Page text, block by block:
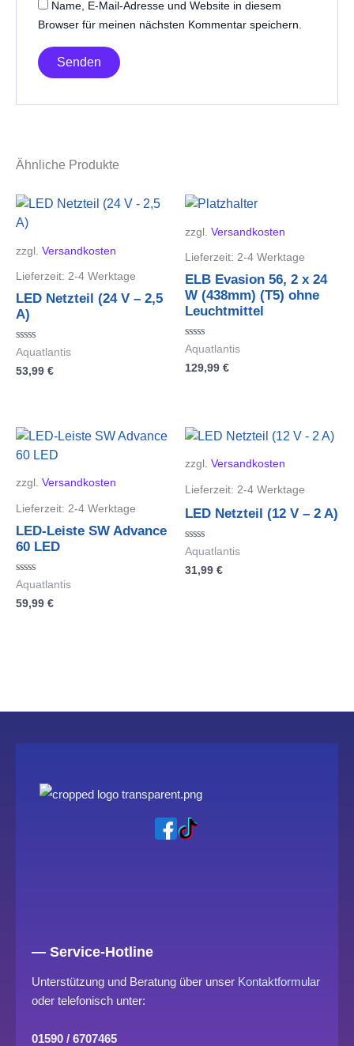
Name, E-Mail-Adresse und Website in diesem
Browser für meinen nächsten Kommentar speichern.
Ähnliche Produkte
zzgl. Versandkosten
Lieferzeit: 2-4 Werktage
LED Netzteil (24 V – 2,5
A)
Bewertet
mit
0
Aquatlantis
53,99 €
zzgl. Versandkosten
Lieferzeit: 2-4 Werktage
ELB Evasion 56, 2 x 24
W (438mm) (T5) ohne
Leuchtmittel
Bewertet
mit
0
Aquatlantis
129,99 €
zzgl. Versandkosten
Lieferzeit: 2-4 Werktage
LED-Leiste SW Advance
60 LED
Bewertet
mit
0
Aquatlantis
59,99 €
zzgl. Versandkosten
Lieferzeit: 2-4 Werktage
LED Netzteil (12 V – 2 A)
Bewertet
mit
0
Aquatlantis
31,99 €
— Service-Hotline
Unterstützung und Beratung über unser Kontaktformular
oder telefonisch unter:
01590 / 6707465